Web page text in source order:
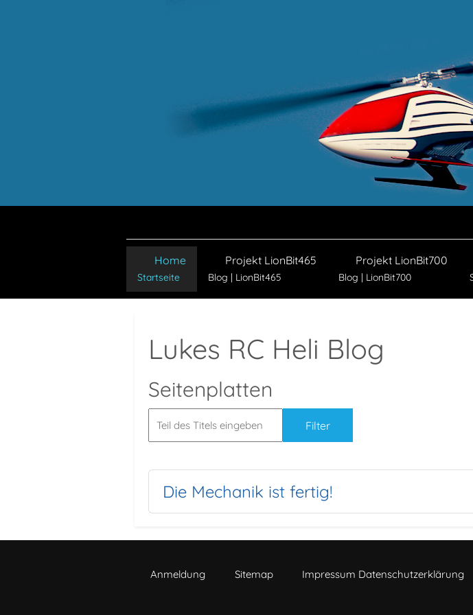
Home
Startseite
Projekt LionBit465
Blog | LionBit465
Projekt LionBit700
Blog | LionBit700
Lukes RC Heli Blog
Seitenplatten
Filter
Die Mechanik ist fertig!
Anmeldung Sitemap Impressum Datenschutzerklärung